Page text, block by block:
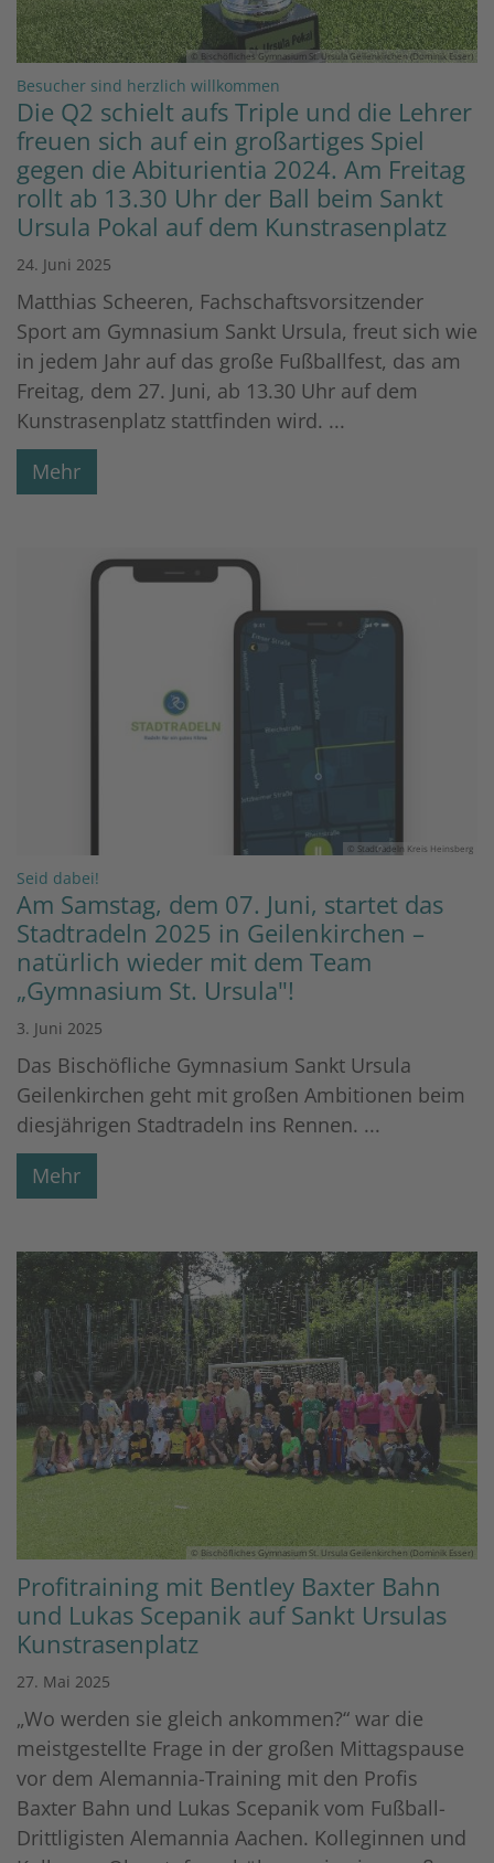
© Bischöfliches Gymnasium St. Ursula Geilenkirchen (Dominik Esser)
Besucher sind herzlich willkommen
Die Q2 schielt aufs Triple und die Lehrer
freuen sich auf ein großartiges Spiel
gegen die Abiturientia 2024. Am Freitag
rollt ab 13.30 Uhr der Ball beim Sankt
Ursula Pokal auf dem Kunstrasenplatz
24. Juni 2025
Matthias Scheeren, Fachschaftsvorsitzender
Sport am Gymnasium Sankt Ursula, freut sich wie
in jedem Jahr auf das große Fußballfest, das am
Freitag, dem 27. Juni, ab 13.30 Uhr auf dem
Kunstrasenplatz stattfinden wird. ...
Mehr
© Stadtradeln Kreis Heinsberg
Seid dabei!
Am Samstag, dem 07. Juni, startet das
Stadtradeln 2025 in Geilenkirchen –
natürlich wieder mit dem Team
„Gymnasium St. Ursula"!
3. Juni 2025
Das Bischöfliche Gymnasium Sankt Ursula
Geilenkirchen geht mit großen Ambitionen beim
diesjährigen Stadtradeln ins Rennen. ...
Mehr
© Bischöfliches Gymnasium St. Ursula Geilenkirchen (Dominik Esser)
Profitraining mit Bentley Baxter Bahn
und Lukas Scepanik auf Sankt Ursulas
Kunstrasenplatz
27. Mai 2025
„Wo werden sie gleich ankommen?“ war die
meistgestellte Frage in der großen Mittagspause
vor dem Alemannia-Training mit den Profis
Baxter Bahn und Lukas Scepanik vom Fußball-
Drittligisten Alemannia Aachen. Kolleginnen und